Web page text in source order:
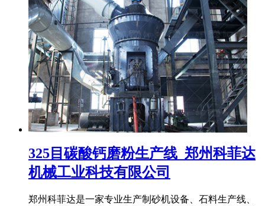
325目碳酸钙磨粉生产线_郑州科菲达
机械工业科技有限公司
郑州科菲达是一家专业生产制砂机设备、石料生产线、